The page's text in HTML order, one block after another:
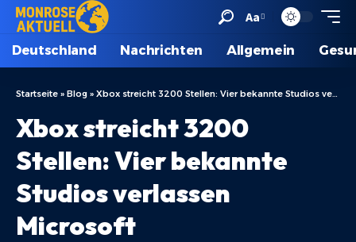
Aa
Deutschland Nachrichten Allgemein
Startseite » Blog » Xbox streicht 3200 Stellen: Vier bekannte Studios verlassen Microsoft
Xbox streicht 3200
Stellen: Vier bekannte
Studios verlassen
Microsoft